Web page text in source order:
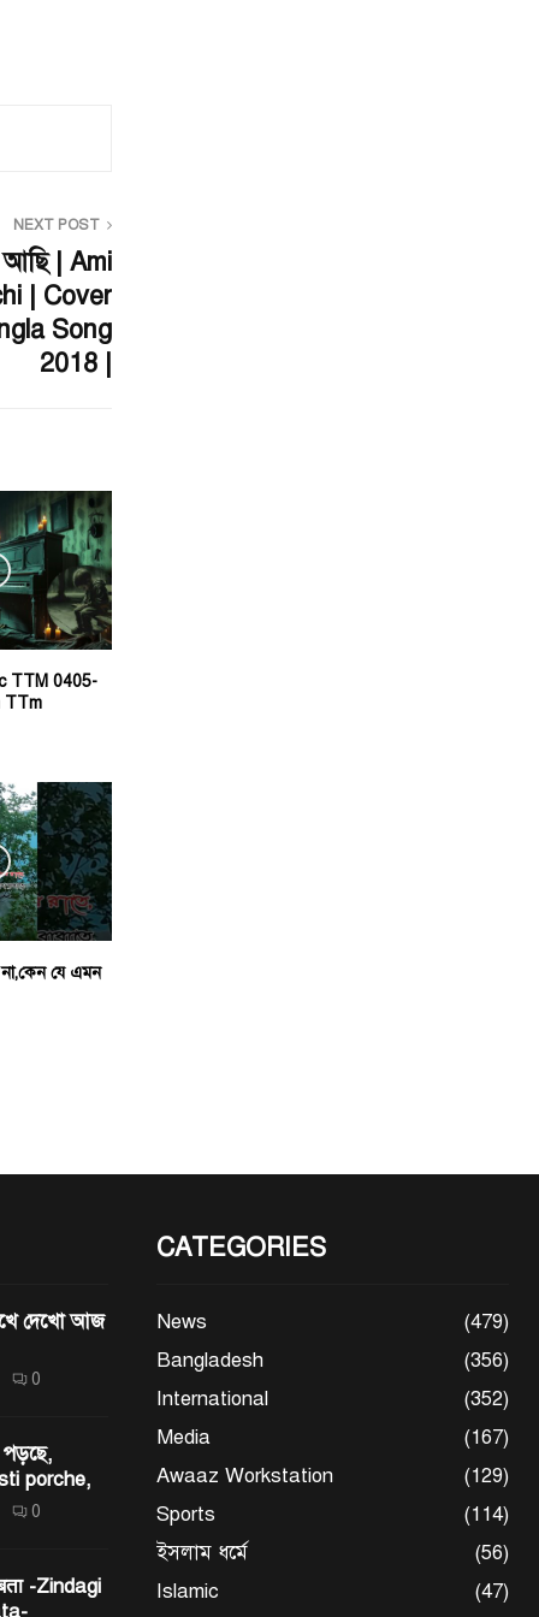
NEXT POST
| Ami
| Cover
Song
2018 |
TTM 0405-
TTm
না,কেন যে এমন
দেখো আজ
0
porche,
0
-Zindagi
CATEGORIES
News
(479)
Bangladesh
(356)
International
(352)
Media
(167)
Awaaz Workstation
(129)
Sports
(114)
ইসলাম ধর্মে
(56)
Islamic
(47)